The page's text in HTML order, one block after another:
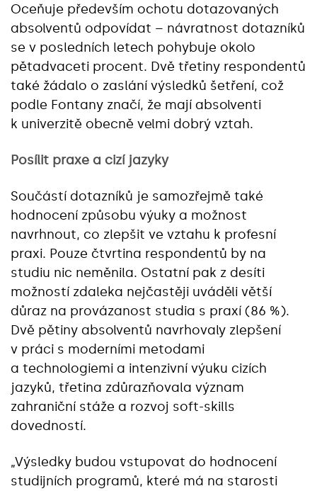
Oceňuje především ochotu dotazovaných
absolventů odpovídat – návratnost dotazníků
se v posledních letech pohybuje okolo
pětadvaceti procent. Dvě třetiny respondentů
také žádalo o zaslání výsledků šetření, což
podle Fontany značí, že mají absolventi
k univerzitě obecně velmi dobrý vztah.
Posílit praxe a cizí jazyky
Součástí dotazníků je samozřejmě také
hodnocení způsobu výuky a možnost
navrhnout, co zlepšit ve vztahu k profesní
praxi. Pouze čtvrtina respondentů by na
studiu nic neměnila. Ostatní pak z desíti
možností zdaleka nejčastěji uváděli větší
důraz na provázanost studia s praxí (86 %).
Dvě pětiny absolventů navrhovaly zlepšení
v práci s moderními metodami
a technologiemi a intenzivní výuku cizích
jazyků, třetina zdůrazňovala význam
zahraniční stáže a rozvoj soft-skills
dovedností.
„Výsledky budou vstupovat do hodnocení
studijních programů, které má na starosti